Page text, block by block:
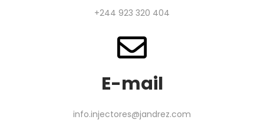
+244 923 320 404
E-mail
info.injectores@jandrez.com